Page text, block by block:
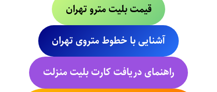
قیمت بلیت مترو تهران
آشنایی با خطوط متروی تهران
راهنمای دریافت کارت بلیت منزلت